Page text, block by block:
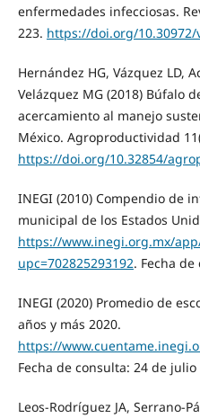
enfermedades infecciosas.
223. https://doi.org/10.30972/
Hernández HG, Vázquez LD,
Velázquez MG (2018) Búfalo
acercamiento al manejo
México. Agroproductividad
https://doi.org/10.32854/
INEGI (2010) Compendio de
municipal de los Estados
https://www.inegi.org.mx/
upc=702825293192. Fecha
INEGI (2020) Promedio de
años y más 2020.
https://
Fecha de consulta: 24 de julio
Leos-Rodríguez JA, Serrano-